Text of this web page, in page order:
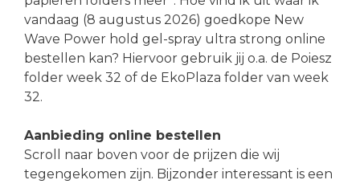
vandaag (8 augustus 2026) goedkope New
Wave Power hold gel-spray ultra strong online
bestellen kan? Hiervoor gebruik jij o.a. de Poiesz
folder week 32 of de EkoPlaza folder van week
32.
Aanbieding online bestellen
Scroll naar boven voor de prijzen die wij
tegengekomen zijn. Bijzonder interessant is een